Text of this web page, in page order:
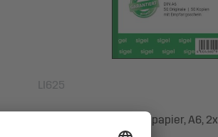
LI625
Lieferscheine, mit Blaupapier, A6,